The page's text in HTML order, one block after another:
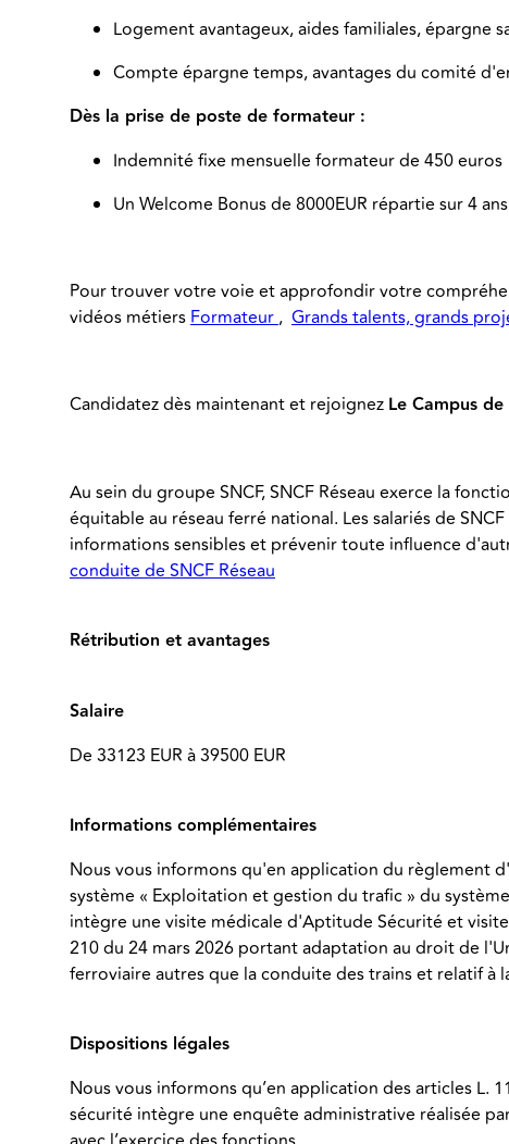
Logement avantageux, aides familiales, épargne
Compte épargne temps, avantages du comité
Dès la prise de poste de formateur :
Indemnité fixe mensuelle formateur de 450 euros
Un Welcome Bonus de 8000EUR répartie sur 4
Pour trouver votre voie et approfondir votre
vidéos métiers Formateur , Grands talents, grands
Candidatez dès maintenant et rejoignez Le Campus
Au sein du groupe SNCF, SNCF Réseau exerce la
équitable au réseau ferré national. Les salariés de
informations sensibles et prévenir toute influence
conduite de SNCF Réseau
Rétribution et avantages
Salaire
De 33123 EUR à 39500 EUR
Informations complémentaires
Nous vous informons qu'en application du règlement
système « Exploitation et gestion du trafic » du
intègre une visite médicale d'Aptitude Sécurité et
210 du 24 mars 2026 portant adaptation au droit de
ferroviaire autres que la conduite des trains et relatif
Dispositions légales
Nous vous informons qu’en application des articles L.
sécurité intègre une enquête administrative réalisée